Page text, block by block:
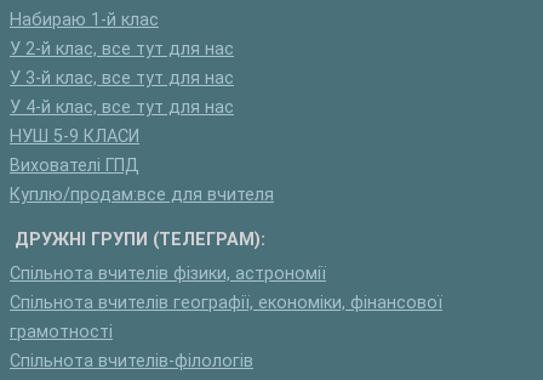
Набираю 1-й клас
У 2-й клас, все тут для нас
У 3-й клас, все тут для нас
У 4-й клас, все тут для нас
НУШ 5-9 КЛАСИ
Вихователі ГПД
Куплю/продам:все для вчителя
ДРУЖНІ ГРУПИ (ТЕЛЕГРАМ):
Спільнота вчителів фізики, астрономії
Спільнота вчителів географії, економіки, фінансової
грамотності
Спільнота вчителів-філологів